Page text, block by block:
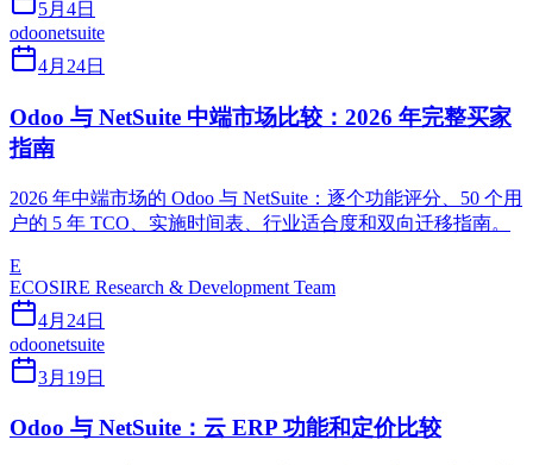
5月4日
odoonetsuite
4月24日
Odoo 与 NetSuite 中端市场比较：2026 年完整买家
指南
2026 年中端市场的 Odoo 与 NetSuite：逐个功能评分、50 个用
户的 5 年 TCO、实施时间表、行业适合度和双向迁移指南。
E
ECOSIRE Research & Development Team
4月24日
odoonetsuite
3月19日
Odoo 与 NetSuite：云 ERP 功能和定价比较